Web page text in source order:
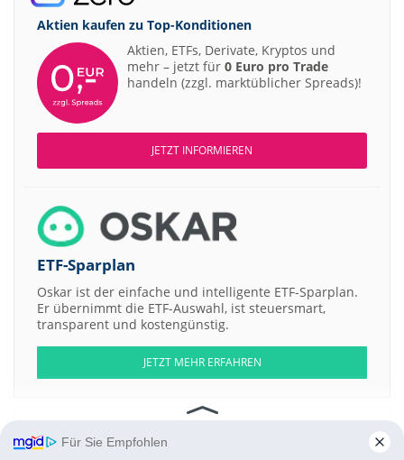
Aktien kaufen zu Top-Konditionen
Aktien, ETFs, Derivate, Kryptos und
mehr – jetzt für 0 Euro pro Trade
handeln (zzgl. marktüblicher Spreads)!
JETZT INFORMIEREN
ETF-Sparplan
Oskar ist der einfache und intelligente ETF-Sparplan.
Er übernimmt die ETF-Auswahl, ist steuersmart,
transparent und kostengünstig.
JETZT MEHR ERFAHREN
Für Sie Empfohlen